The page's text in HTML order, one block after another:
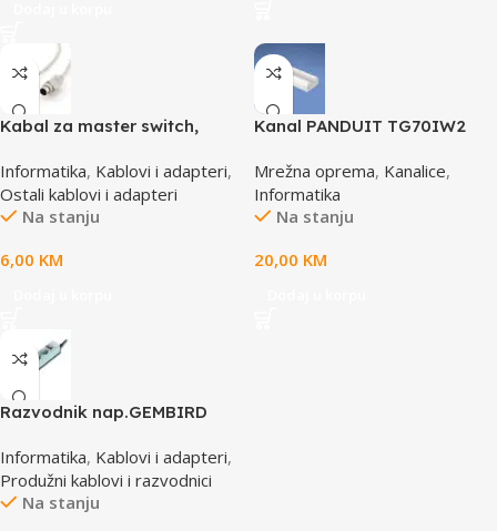
Kabal za master switch,
GEMBIRD
Informatika, Kablovi i adapteri,
Ostali kablovi i adapteri
Na stanju
6,00 KM
Kanal PANDUIT TG70IW2
Mrežna oprema, Kanalice,
Informatika
Na stanju
20,00 KM
Razvodnik nap.GEMBIRD
prekidač,3m, osigurač,
prenaponska zaštita
Informatika, Kablovi i adapteri,
Produžni kablovi i razvodnici
Na stanju